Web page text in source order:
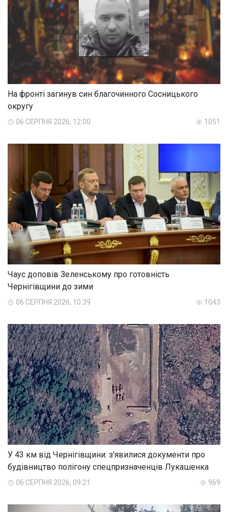
На фронті загинув син благочинного Сосницького
округу
06 СЕРПНЯ 2026, 12:00 1051
Чаус доповів Зеленському про готовність
Чернігівщини до зими
06 СЕРПНЯ 2026, 10:39 1043
У 43 км від Чернігівщини: з'явилися документи про
будівництво полігону спецпризначенців Лукашенка
06 СЕРПНЯ 2026, 09:21 969